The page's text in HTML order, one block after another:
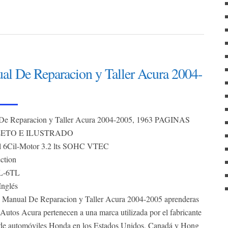
De Reparacion y Taller Acura 2004-
Reparacion y Taller Acura 2004-2005, 1963 PAGINAS
E ILUSTRADO
6Cil-Motor 3.2 lts SOHC VTEC
6TL
Manual De Reparacion y Taller Acura 2004-2005 aprenderas
Acura pertenecen a una marca utilizada por el fabricante
automóviles Honda en los Estados Unidos, Canadá y Hong